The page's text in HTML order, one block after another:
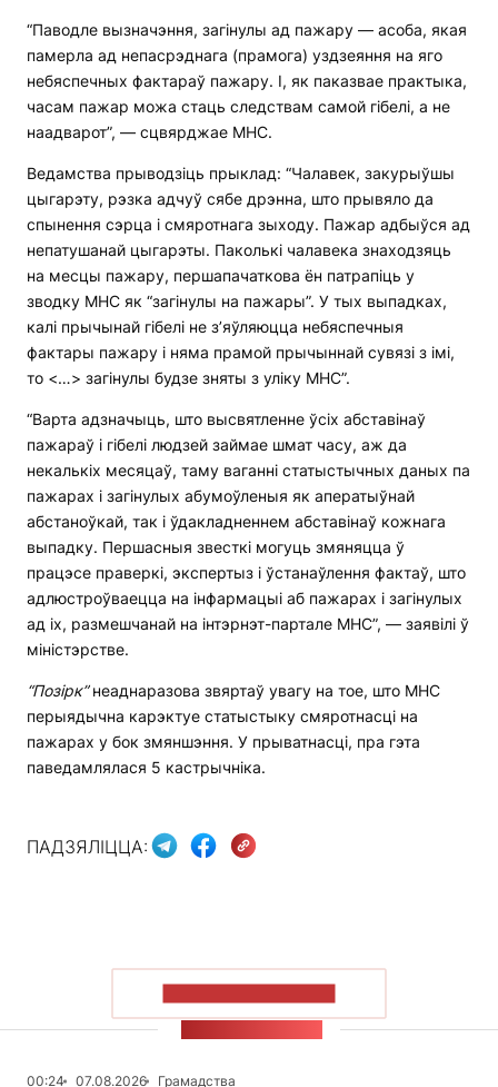
“Паводле вызначэння, загінулы ад пажару — асоба, якая
памерла ад непасрэднага (прамога) уздзеяння на яго
небяспечных фактараў пажару. І, як паказвае практыка,
часам пажар можа стаць следствам самой гібелі, а не
наадварот”, — сцвярджае МНС.
Ведамства прыводзіць прыклад: “Чалавек, закурыўшы
цыгарэту, рэзка адчуў сябе дрэнна, што прывяло да
спынення сэрца і смяротнага зыходу. Пажар адбыўся ад
непатушанай цыгарэты. Паколькі чалавека знаходзяць
на месцы пажару, першапачаткова ён патрапіць у
зводку МНС як “загінулы на пажары”. У тых выпадках,
калі прычынай гібелі не з’яўляюцца небяспечныя
фактары пажару і няма прамой прычыннай сувязі з імі,
то <…> загінулы будзе зняты з уліку МНС”.
“Варта адзначыць, што высвятленне ўсіх абставінаў
пажараў і гібелі людзей займае шмат часу, аж да
некалькіх месяцаў, таму ваганні статыстычных даных па
пажарах і загінулых абумоўленыя як аператыўнай
абстаноўкай, так і ўдакладненнем абставінаў кожнага
выпадку. Першасныя звесткі могуць змяняцца ў
працэсе праверкі, экспертыз і ўстанаўлення фактаў, што
адлюстроўваецца на інфармацыі аб пажарах і загінулых
ад іх, размешчанай на інтэрнэт-партале МНС”, — заявілі ў
міністэрстве.
“Позірк”неаднаразова звяртаў увагу на тое, што МНС
перыядычна карэктуе статыстыку смяротнасці на
пажарах у бок змяншэння. У прыватнасці, пра гэта
паведамлялася 5 кастрычніка.
ПАДЗЯЛІЦЦА:
00:24 07.08.2026 Грамадства